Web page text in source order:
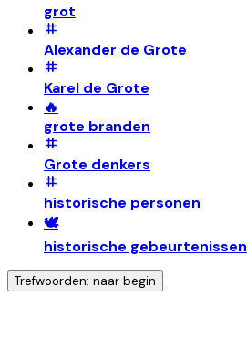
grot
Alexander de Grote
Karel de Grote
🔥
grote branden
Grote denkers
historische personen
🕊️
historische gebeurtenissen
Trefwoorden: naar begin